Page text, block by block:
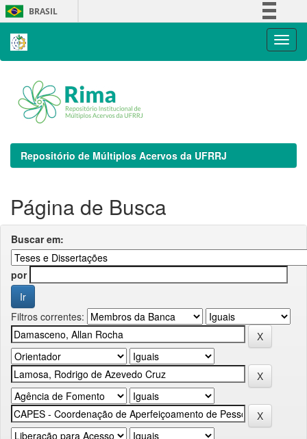
Skip
navigation
BRASIL
Repositório de Múltiplos Acervos da UFRRJ
Página de Busca
Buscar em:
por
Filtros correntes: